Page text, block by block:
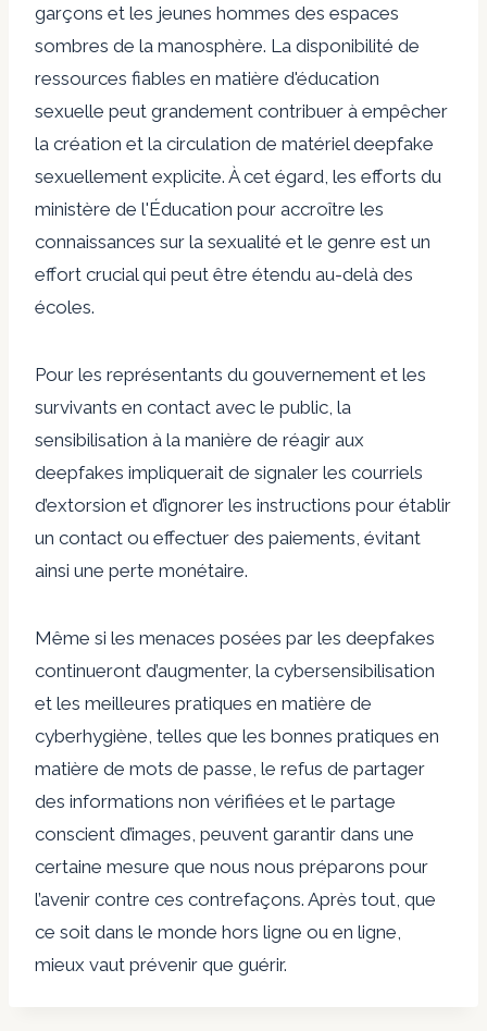
garçons et les jeunes hommes des espaces
sombres de la manosphère. La disponibilité de
ressources fiables en matière d'éducation
sexuelle peut grandement contribuer à empêcher
la création et la circulation de matériel deepfake
sexuellement explicite. À cet égard, les efforts du
ministère de l'Éducation pour accroître les
connaissances sur la sexualité et le genre est un
effort crucial qui peut être étendu au-delà des
écoles.
Pour les représentants du gouvernement et les
survivants en contact avec le public, la
sensibilisation à la manière de réagir aux
deepfakes impliquerait de signaler les courriels
d’extorsion et d’ignorer les instructions pour établir
un contact ou effectuer des paiements, évitant
ainsi une perte monétaire.
Même si les menaces posées par les deepfakes
continueront d’augmenter, la cybersensibilisation
et les meilleures pratiques en matière de
cyberhygiène, telles que les bonnes pratiques en
matière de mots de passe, le refus de partager
des informations non vérifiées et le partage
conscient d’images, peuvent garantir dans une
certaine mesure que nous nous préparons pour
l’avenir contre ces contrefaçons. Après tout, que
ce soit dans le monde hors ligne ou en ligne,
mieux vaut prévenir que guérir.